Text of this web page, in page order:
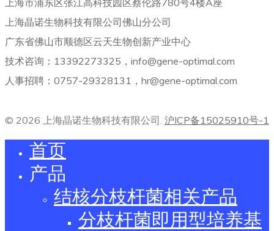
上海晶诺生物科技有限公司佛山分公司
广东省佛山市顺德区云天生物创新产业中心
技术咨询：13392273325，info@gene-optimal.com
人事招聘：0757-29328131，hr@gene-optimal.com
© 2026 上海晶诺生物科技有限公司. 沪ICP备15025910号-1
首页
产品
结核分枝杆菌相关产品
分枝杆菌即用型培养基